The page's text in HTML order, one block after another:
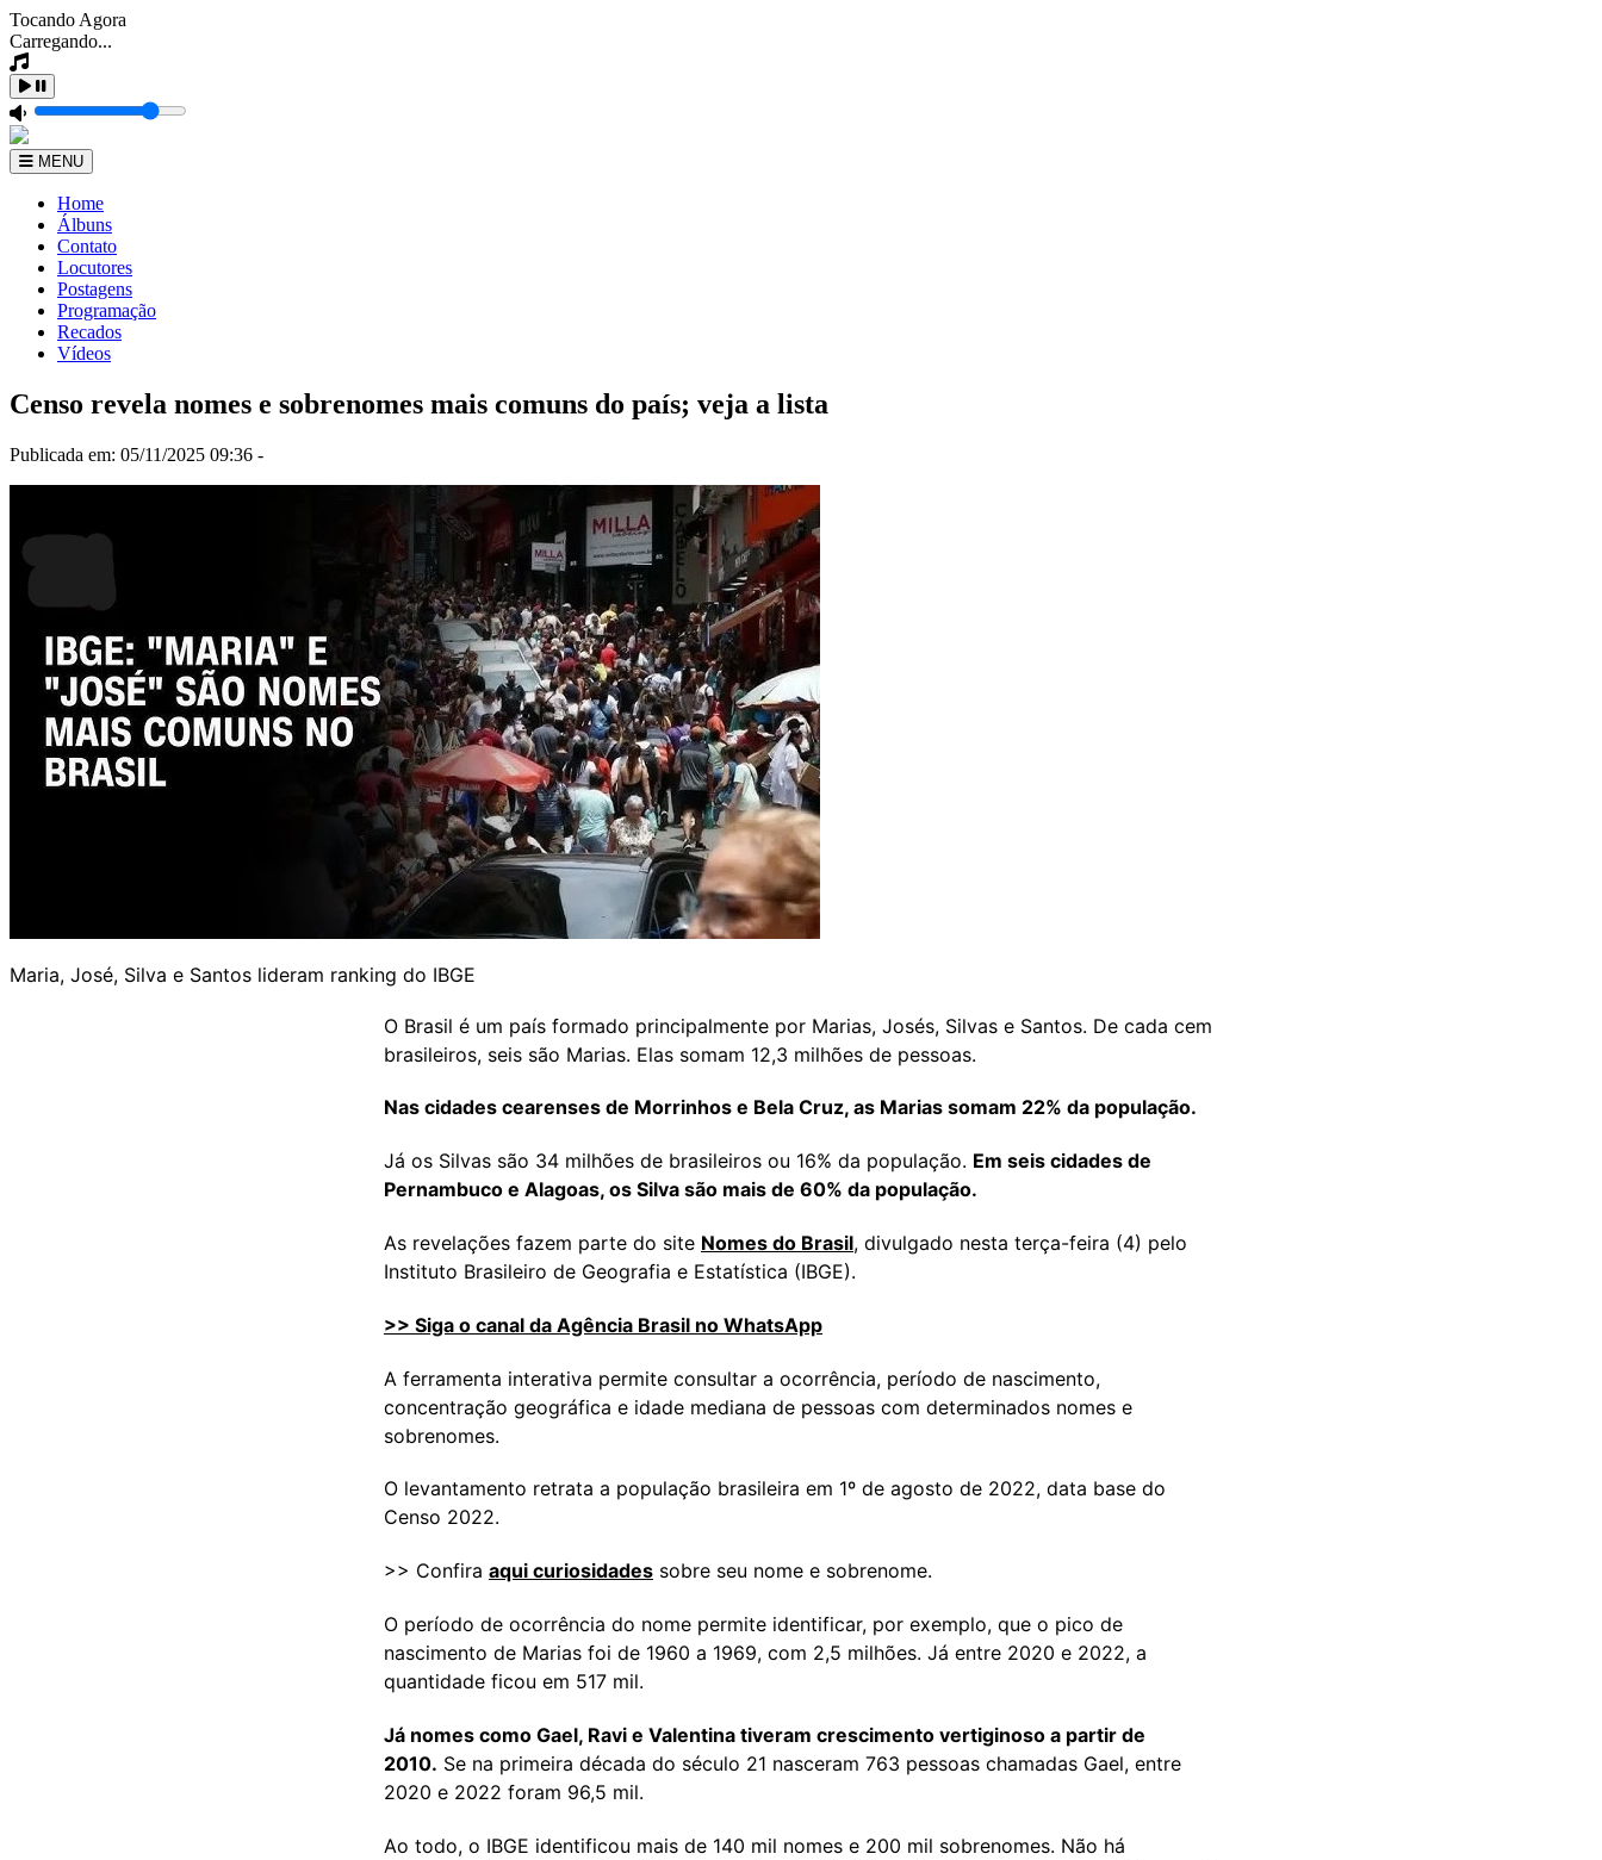
Tocando Agora
Carregando...
MENU
Home
Álbuns
Contato
Locutores
Postagens
Programação
Recados
Vídeos
Censo revela nomes e sobrenomes mais comuns do país; veja a lista
Publicada em: 05/11/2025 09:36 -
Maria, José, Silva e Santos lideram ranking do IBGE
O Brasil é um país formado principalmente por Marias, Josés, Silvas e Santos. De cada cem
brasileiros, seis são Marias. Elas somam 12,3 milhões de pessoas.
Nas cidades cearenses de Morrinhos e Bela Cruz, as Marias somam 22% da população.
Já os Silvas são 34 milhões de brasileiros ou 16% da população. Em seis cidades de
Pernambuco e Alagoas, os Silva são mais de 60% da população.
As revelações fazem parte do site Nomes do Brasil, divulgado nesta terça-feira (4) pelo
Instituto Brasileiro de Geografia e Estatística (IBGE).
>> Siga o canal da Agência Brasil no WhatsApp
A ferramenta interativa permite consultar a ocorrência, período de nascimento,
concentração geográfica e idade mediana de pessoas com determinados nomes e
sobrenomes.
O levantamento retrata a população brasileira em 1º de agosto de 2022, data base do
Censo 2022.
>> Confira aqui curiosidades sobre seu nome e sobrenome.
O período de ocorrência do nome permite identificar, por exemplo, que o pico de
nascimento de Marias foi de 1960 a 1969, com 2,5 milhões. Já entre 2020 e 2022, a
quantidade ficou em 517 mil.
Já nomes como Gael, Ravi e Valentina tiveram crescimento vertiginoso a partir de
2010. Se na primeira década do século 21 nasceram 763 pessoas chamadas Gael, entre
2020 e 2022 foram 96,5 mil.
Ao todo, o IBGE identificou mais de 140 mil nomes e 200 mil sobrenomes. Não há